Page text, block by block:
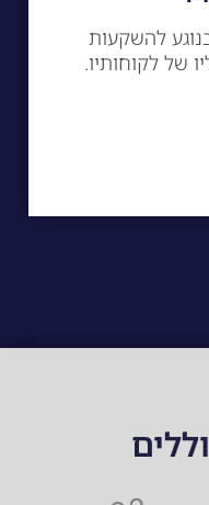
להשקעות
של לקוחותיו.